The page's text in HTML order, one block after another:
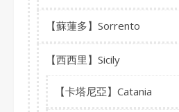
【蘇蓮多】Sorrento
【西西里】Sicily
【卡塔尼亞】Catania